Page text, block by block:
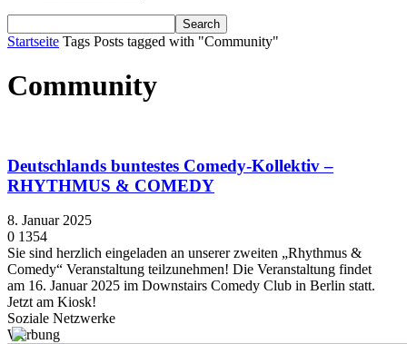
Startseite Tags Posts tagged with "Community"
Community
Deutschlands buntestes Comedy-Kollektiv –
RHYTHMUS & COMEDY
8. Januar 2025
0 1354
Sie sind herzlich eingeladen an unserer zweiten „Rhythmus &
Comedy“ Veranstaltung teilzunehmen! Die Veranstaltung findet
am 16. Januar 2025 im Downstairs Comedy Club in Berlin statt.
Jetzt am Kiosk!
Soziale Netzwerke
Werbung